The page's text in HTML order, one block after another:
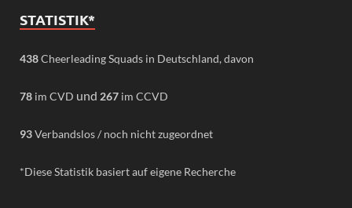
STATISTIK*
438Cheerleading Squads in Deutschland, davon
78 im CVD und 267 im CCVD
93Verbandslos / noch nicht zugeordnet
*Diese Statistik basiert auf eigene Recherche